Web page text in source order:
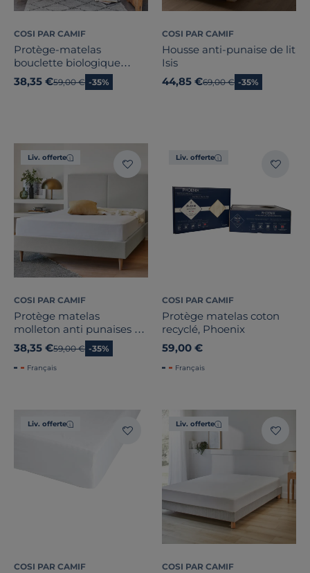
COSI PAR CAMIF
Protège-matelas
bouclette biologique
imperméable Bérénice
38,35 €Ancien prix
59,00 € -35%
COSI PAR CAMIF
Housse anti-punaise de lit
Isis
44,85 €Ancien prix
69,00 € -35%
Liv. offerte
COSI PAR CAMIF
Protège matelas
molleton anti punaises de
lit Anna
38,35 €Ancien prix
59,00 € -35%
Français
Liv. offerte
COSI PAR CAMIF
Protège matelas coton
recyclé, Phoenix
59,00 €
Français
Liv. offerte
COSI PAR CAMIF
Liv. offerte
COSI PAR CAMIF